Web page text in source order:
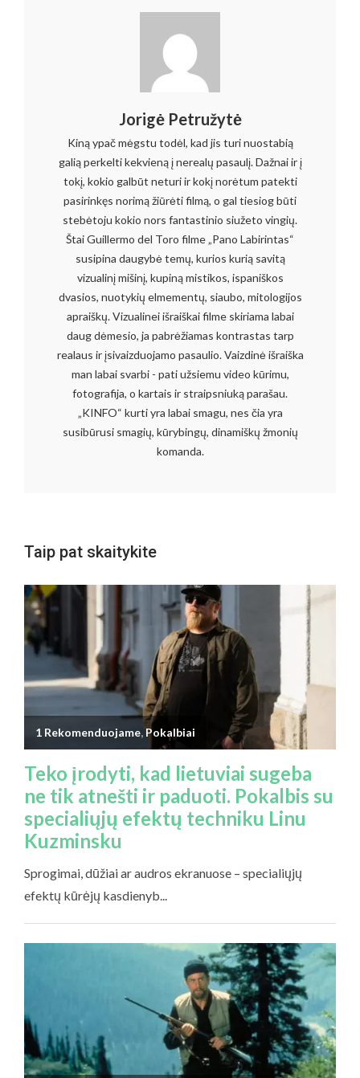
Jorigė Petružytė
Kiną ypač mėgstu todėl, kad jis turi nuostabią
galią perkelti kekvieną į nerealų pasaulį. Dažnai ir į
tokį, kokio galbūt neturi ir kokį norėtum patekti
pasirinkęs norimą žiūrėti filmą, o gal tiesiog būti
stebėtoju kokio nors fantastinio siužeto vingių.
Štai Guillermo del Toro filme „Pano Labirintas“
susipina daugybė temų, kurios kurią savitą
vizualinį mišinį, kupiną mistikos, ispaniškos
dvasios, nuotykių elmementų, siaubo, mitologijos
apraiškų. Vizualinei išraiškai filme skiriama labai
daug dėmesio, ja pabrėžiamas kontrastas tarp
realaus ir įsivaizduojamo pasaulio. Vaizdinė išraiška
man labai svarbi - pati užsiemu video kūrimu,
fotografija, o kartais ir straipsniuką parašau.
„KINFO“ kurti yra labai smagu, nes čia yra
susibūrusi smagių, kūrybingų, dinamiškų žmonių
komanda.
Taip pat skaitykite